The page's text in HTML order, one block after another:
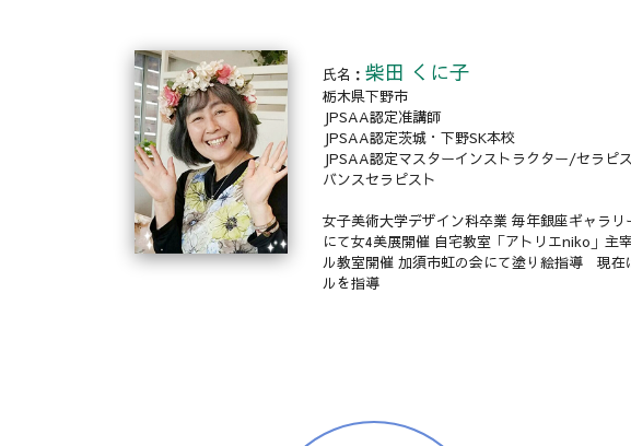
氏名： 柴田 くに子
栃木県下野市
JPSAA認定准講師
JPSAA認定茨城・下野SK本校
JPSAA認定マスターインストラクター/セラピ
バンスセラピスト
女子美術大学デザイン科卒業 毎年銀座ギャラリ
にて女4美展開催 自宅教室「アトリエniko」主
ル教室開催 加須市虹の会にて塗り絵指導 現在
ルを指導